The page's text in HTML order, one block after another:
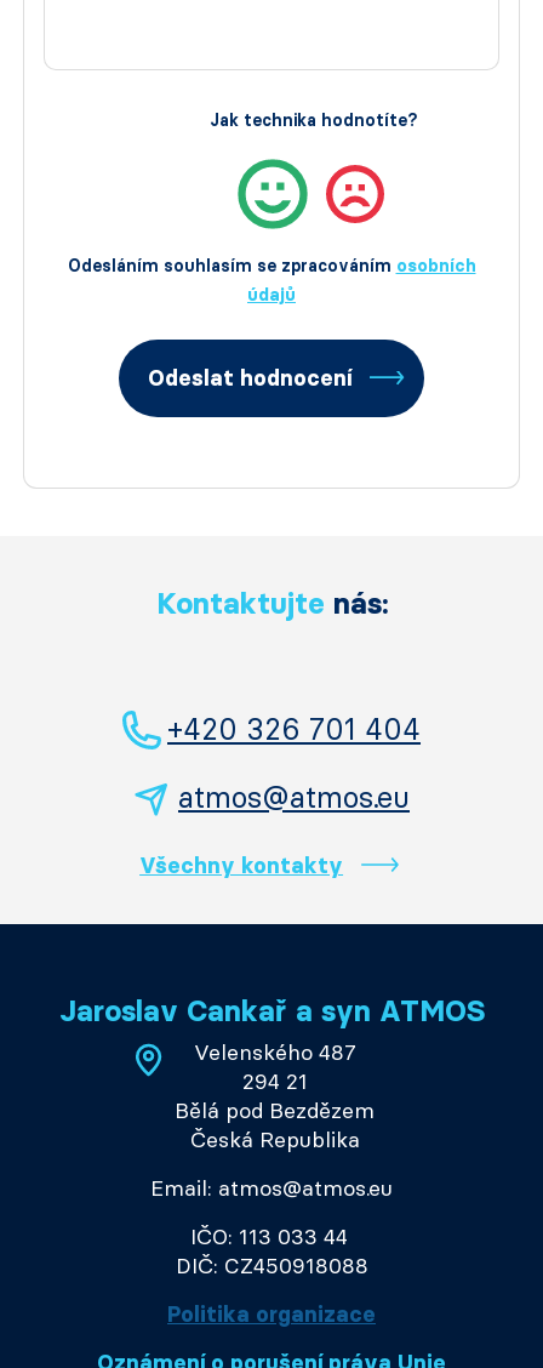
Odesláním souhlasím se zpracováním osobních
údajů
Jak technika hodnotíte?
Odeslat hodnocení
Kontaktujte nás:
+420 326 701 404
atmos@atmos.eu
Všechny kontakty
Jaroslav Cankař a syn ATMOS
Velenského 487
294 21
Bělá pod Bezdězem
Česká Republika
Email: atmos@atmos.eu
IČO: 113 033 44
DIČ: CZ450918088
Politika organizace